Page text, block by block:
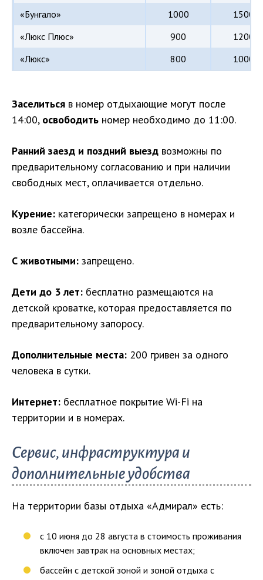
«Бунгало»
1000
1500
«Люкс Плюс»
900
1200
«Люкс»
800 1000
Заселиться в номер отдыхающие могут после
14:00, освободить номер необходимо до 11:00.
Ранний заезд и поздний выезд возможны по
предварительному согласованию и при наличии
свободных мест, оплачивается отдельно.
Курение: категорически запрещено в номерах и
возле бассейна.
С животными: запрещено.
Дети до 3 лет: бесплатно размещаются на
детской кроватке, которая предоставляется по
предварительному запоросу.
Дополнительные места: 200 гривен за одного
человека в сутки.
Интернет: бесплатное покрытие Wi-Fi на
территории и в номерах.
Сервис, инфраструктура и
дополнительные удобства
На территории базы отдыха «Адмирал» есть:
с 10 июня до 28 августа в стоимость проживания
включен завтрак на основных местах;
бассейн с детской зоной и зоной отдыха с